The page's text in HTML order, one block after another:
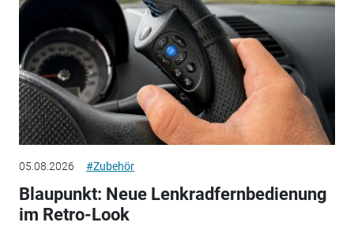
05.08.2026 #Zubehör
Blaupunkt: Neue Lenkradfernbedienung
im Retro-Look